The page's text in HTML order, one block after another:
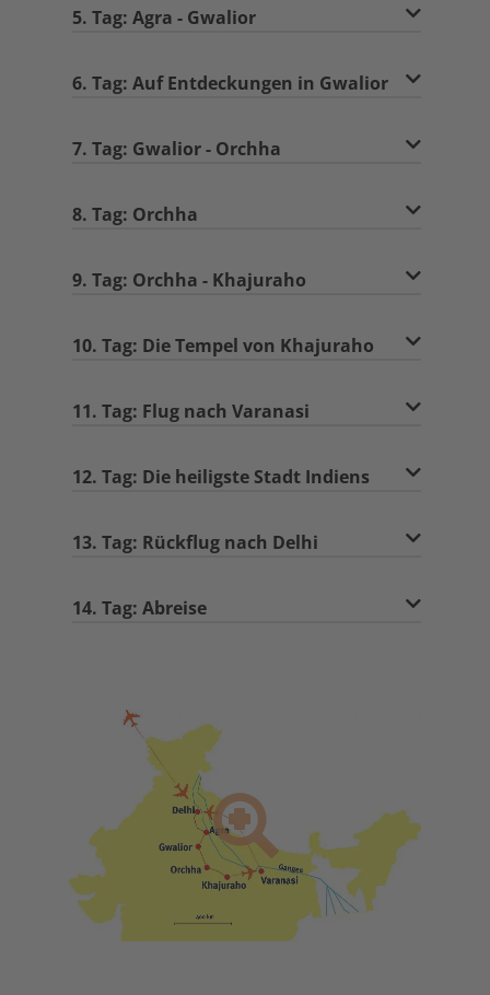
5. Tag: Agra - Gwalior
6. Tag: Auf Entdeckungen in Gwalior
7. Tag: Gwalior - Orchha
8. Tag: Orchha
9. Tag: Orchha - Khajuraho
10. Tag: Die Tempel von Khajuraho
11. Tag: Flug nach Varanasi
12. Tag: Die heiligste Stadt Indiens
13. Tag: Rückflug nach Delhi
14. Tag: Abreise